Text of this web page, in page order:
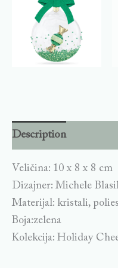
Description
Veličina: 10 x 8 x 8 cm
Dizajner: Michele
Materijal: kristali,
Boja:zelena
Kolekcija: Holiday